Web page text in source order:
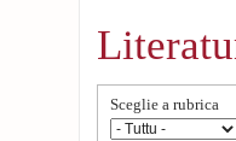
Sceglie a rubrica